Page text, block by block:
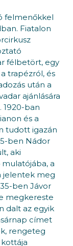
felmenőkkel
Fiatalon
félbetört, egy
trapézról, és
után a
ajánlására
1920-ban
és a
tudott igazán
ben Nádor
aki
a
jelentek meg
ben Jávor
megkereste
dalt az egyik
címet
rengeteg